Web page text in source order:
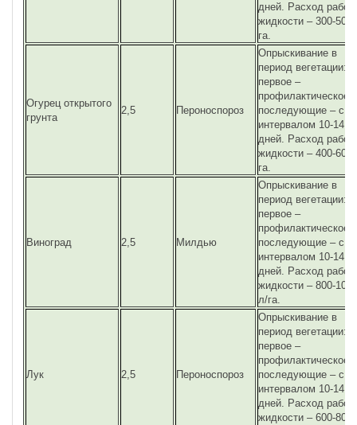
дней. Расход
жидкости – 300-500
га.
Огурец открытого
грунта
2,5 Пероноспороз
Опрыскивание в
период вегетации:
первое –
профилактическое,
последующие – с
интервалом 10-14
дней. Расход
жидкости – 400-600
га.
Виноград 2,5 Милдью
Опрыскивание в
период вегетации:
первое –
профилактическое,
последующие – с
интервалом 10-14
дней. Расход
жидкости – 800-1000
л/га.
Лук 2,5 Пероноспороз
Опрыскивание в
период вегетации:
первое –
профилактическое,
последующие – с
интервалом 10-14
дней. Расход
жидкости – 600-800